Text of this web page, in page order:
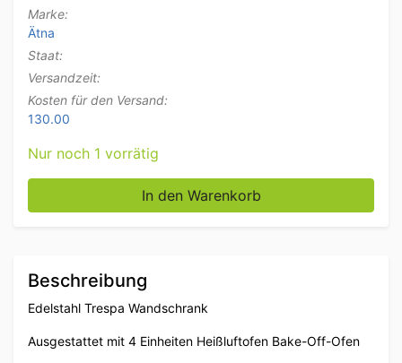
Marke:
Ätna
Staat:
Versandzeit:
Kosten für den Versand:
130.00
Nur noch 1 vorrätig
Edelstahl Trespa Wandschrank mit 4 x Heißluft
In den Warenkorb
Beschreibung
Edelstahl Trespa Wandschrank
Ausgestattet mit 4 Einheiten Heißluftofen Bake-Off-Ofen